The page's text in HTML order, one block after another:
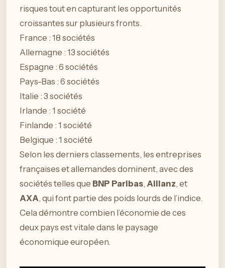
risques tout en capturant les opportunités
croissantes sur plusieurs fronts.
France : 18 sociétés
Allemagne : 13 sociétés
Espagne : 6 sociétés
Pays-Bas : 6 sociétés
Italie : 3 sociétés
Irlande : 1 société
Finlande : 1 société
Belgique : 1 société
Selon les derniers classements, les entreprises
françaises et allemandes dominent, avec des
sociétés telles que BNP Paribas, Allianz, et
AXA, qui font partie des poids lourds de l’indice.
Cela démontre combien l’économie de ces
deux pays est vitale dans le paysage
économique européen.